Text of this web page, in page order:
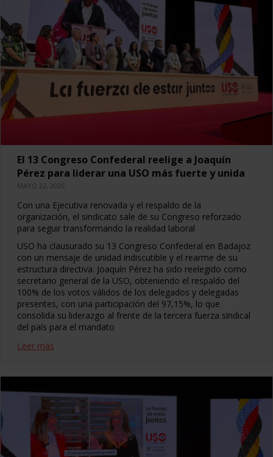
El 13 Congreso Confederal reelige a Joaquín
Pérez para liderar una USO más fuerte y unida
MAYO 22, 2026
Con una Ejecutiva renovada y el respaldo de la
organización, el sindicato sale de su Congreso reforzado
para seguir transformando la realidad laboral
USO ha clausurado su 13 Congreso Confederal en Badajoz
con un mensaje de unidad indiscutible y el rearme de su
estructura directiva. Joaquín Pérez ha sido reelegido como
secretario general de la USO, obteniendo el respaldo del
100% de los votos válidos de los delegados y delegadas
presentes, con una participación del 97,15%, lo que
consolida su liderazgo al frente de la tercera fuerza sindical
del país para el mandato
Leer más